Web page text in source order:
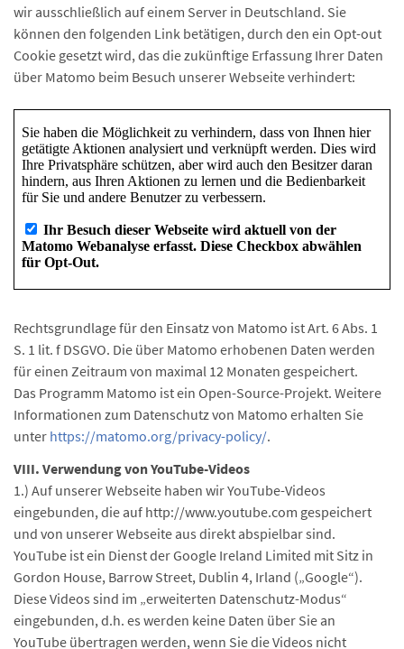
wir ausschließlich auf einem Server in Deutschland. Sie
können den folgenden Link betätigen, durch den ein Opt-out
Cookie gesetzt wird, das die zukünftige Erfassung Ihrer Daten
über Matomo beim Besuch unserer Webseite verhindert:
Rechtsgrundlage für den Einsatz von Matomo ist Art. 6 Abs. 1
S. 1 lit. f DSGVO. Die über Matomo erhobenen Daten werden
für einen Zeitraum von maximal 12 Monaten gespeichert.
Das Programm Matomo ist ein Open-Source-Projekt. Weitere
Informationen zum Datenschutz von Matomo erhalten Sie
unter https://matomo.org/privacy-policy/.
VIII. Verwendung von YouTube-Videos
1.) Auf unserer Webseite haben wir YouTube-Videos
eingebunden, die auf http://www.youtube.com gespeichert
und von unserer Webseite aus direkt abspielbar sind.
YouTube ist ein Dienst der Google Ireland Limited mit Sitz in
Gordon House, Barrow Street, Dublin 4, Irland („Google“).
Diese Videos sind im „erweiterten Datenschutz-Modus“
eingebunden, d.h. es werden keine Daten über Sie an
YouTube übertragen werden, wenn Sie die Videos nicht